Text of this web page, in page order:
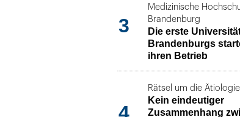
3
Medizinische
Brandenburg
Die erste
Brandenburgs
ihren Betrieb
4
Rätsel um die
Kein eindeutiger
Zusammenhang